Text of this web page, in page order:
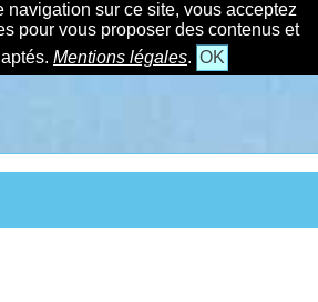
navigation sur ce site, vous acceptez
pour vous proposer des contenus et
Mentions légales. OK